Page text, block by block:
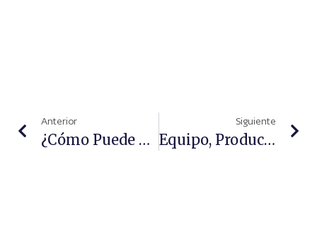
Anterior
¿Cómo Puede Afectar El COVID 19 Si Pensamos En Comprar O Vender Una Farmacia?
Siguiente
Equipo, Producto, Espacio Y Cliente, Los 4 Pilares De La Farmacia